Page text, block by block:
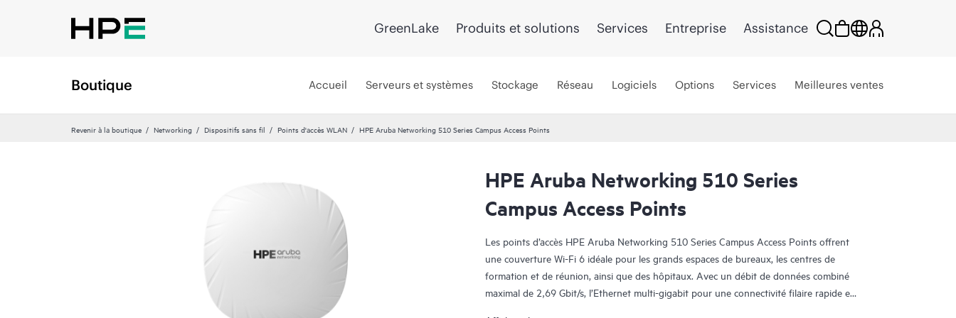
GreenLake Produits et solutions Services Entreprise Assistance
Boutique Accueil Serveurs et systèmes Stockage Réseau Logiciels Options Services Meilleures ventes
Revenir à la boutique Networking Dispositifs sans fil Points d'accès WLAN HPE Aruba Networking 510 Series Campus Access Points
HPE Aruba Networking 510 Series
Campus Access Points
Les points d’accès HPE Aruba Networking 510 Series Campus Access Points offrent
une couverture Wi-Fi 6 idéale pour les grands espaces de bureaux, les centres de
formation et de réunion, ainsi que des hôpitaux. Avec un débit de données combiné
maximal de 2,69 Gbit/s, l’Ethernet multi-gigabit pour une connectivité filaire rapide et